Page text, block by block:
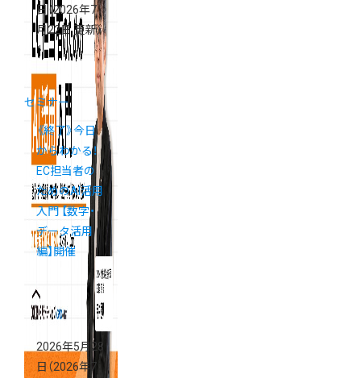
日 （2026年7
月22日 更新）
セミナー
《終了》今日
からわかる！
EC担当者の
ためのAI活用
入門 【数字・
データ活用
編】開催
2026年5月28
日 （2026年7